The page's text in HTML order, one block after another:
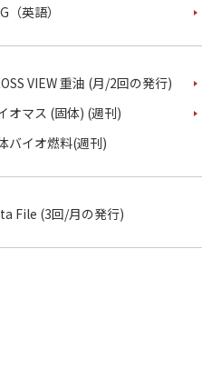
（英語）
VIEW 重油 (月/2回の発行)
オマス (固体) (週刊)
バイオ燃料(週刊)
File (3回/月の発行)